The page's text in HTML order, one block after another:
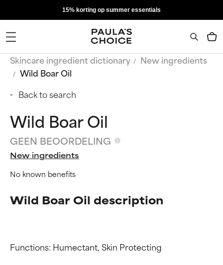
15% korting op summer essentials
Skincare ingredient dictionary
New ingredients
Wild Boar Oil
Back to search
Wild Boar Oil
GEEN BEOORDELING
New ingredients
No known benefits
Wild Boar Oil description
Functions: Humectant, Skin Protecting